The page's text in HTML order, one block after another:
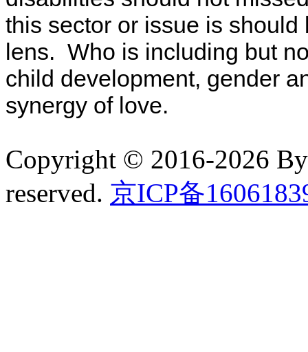
this sector or issue is
lens. Who is including but
child development, gender
synergy of love.
Copyright © 2016-2026
reserved. 京ICP备